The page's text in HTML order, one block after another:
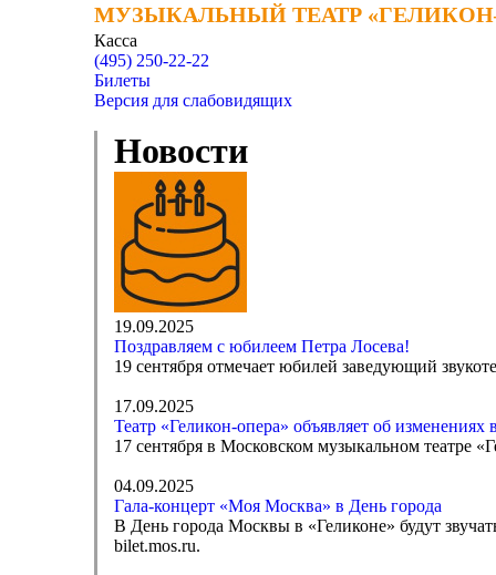
МУЗЫКАЛЬНЫЙ ТЕАТР
МУЗЫКАЛЬНЫЙ ТЕАТР
Касса
(495) 250-22-22
Билеты
Версия для слабовидящих
Новости
19.09.2025
Поздравляем с юбилеем Петра Лосева!
19 сентября отмечает юбилей заведующий
17.09.2025
Театр «Геликон-опера» объявляет об изменениях
17 сентября в Московском музыкальном театре
04.09.2025
Гала-концерт «Моя Москва» в День города
В День города Москвы в «Геликоне» будут
bilet.mos.ru.